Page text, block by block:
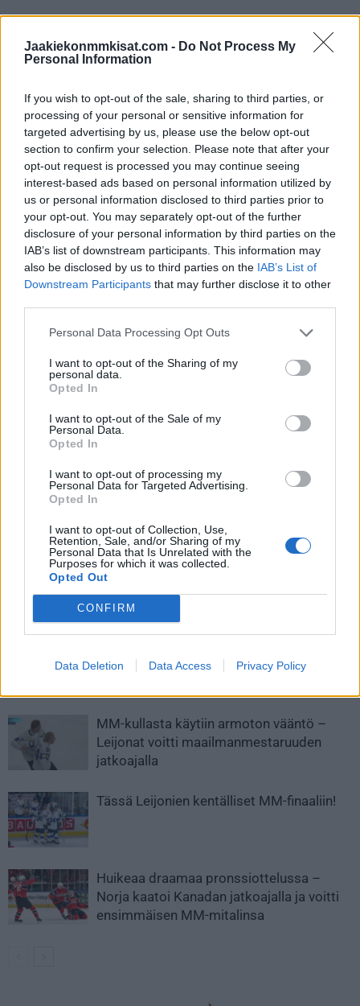
Jaakiekonmmkisat.com - Do Not Process My
Personal Information
If you wish to opt-out of the sale, sharing to third parties, or
processing of your personal or sensitive information for
targeted advertising by us, please use the below opt-out
section to confirm your selection. Please note that after your
opt-out request is processed you may continue seeing
interest-based ads based on personal information utilized by
us or personal information disclosed to third parties prior to
your opt-out. You may separately opt-out of the further
disclosure of your personal information by third parties on the
IAB’s list of downstream participants. This information may
also be disclosed by us to third parties on the IAB’s List of
Downstream Participants that may further disclose it to other
Personal Data Processing Opt Outs
I want to opt-out of the Sharing of my
personal data.
Opted In
I want to opt-out of the Sale of my
Personal Data.
Opted In
I want to opt-out of processing my
Personal Data for Targeted Advertising.
Opted In
I want to opt-out of Collection, Use,
Retention, Sale, and/or Sharing of my
Personal Data that Is Unrelated with the
Purposes for which it was collected.
Opted Out
CONFIRM
Data Deletion Data Access Privacy Policy
Leijonien ohjelmassa on seuraavaksi kaksi välipäivää, kun
ottelu Latviaa vastaan käydään vasta torstaina.
Leijonat ei jättänyt USA:lle mitään
mahdollisuuksia:
Tsekkaa myös:Tässä USA:n joukkue vuoden 2026 jääkiekon
MM-kisoihin!
Edellinen artikkeli
Ensimmäinen iso testi koittaa
– tässä Leijonien kokoonpano
USA-otteluun
Leijonien pakka elää – Urho
MM-kullasta käytiin armoton vääntö –
Leijonat voitti maailmanmestaruuden
jatkoajalla
Tässä Leijonien kentälliset MM-finaaliin!
Huikeaa draamaa pronssiottelussa –
Norja kaatoi Kanadan jatkoajalla ja voitti
ensimmäisen MM-mitalinsa